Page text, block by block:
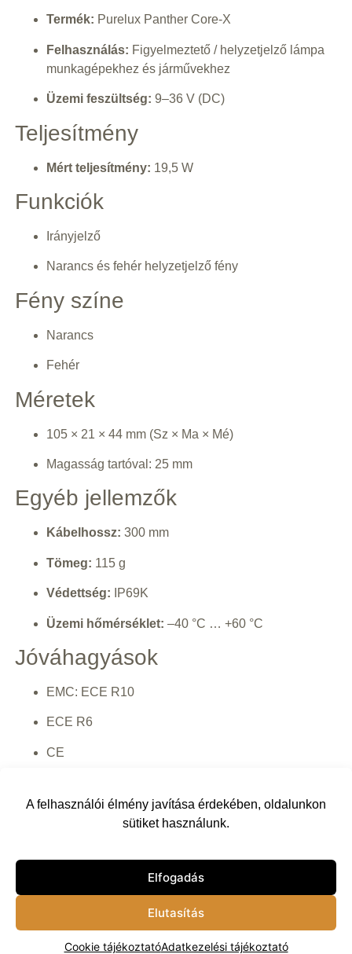
A felhasználói élmény javítása érdekében, oldalunkon
sütiket használunk.
Elfogadás
Elutasítás
Cookie tájékoztatóAdatkezelési tájékoztató
Termék: Purelux Panther Core-X
Felhasználás: Figyelmeztető / helyzetjelző lámpa
munkagépekhez és járművekhez
Üzemi feszültség: 9–36 V (DC)
Teljesítmény
Mért teljesítmény: 19,5 W
Funkciók
Irányjelző
Narancs és fehér helyzetjelző fény
Fény színe
Narancs
Fehér
Méretek
105 × 21 × 44 mm (Sz × Ma × Mé)
Magasság tartóval: 25 mm
Egyéb jellemzők
Kábelhossz: 300 mm
Tömeg: 115 g
Védettség: IP69K
Üzemi hőmérséklet: –40 °C … +60 °C
Jóváhagyások
EMC: ECE R10
ECE R6
CE
17 000Ft